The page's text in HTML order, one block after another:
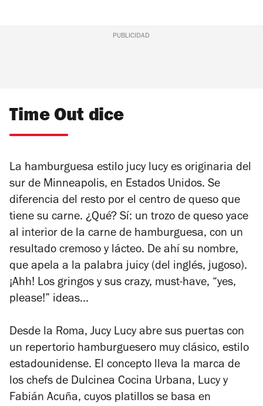
PUBLICIDAD
Time Out dice
La hamburguesa estilo jucy lucy es originaria del
sur de Minneapolis, en Estados Unidos. Se
diferencia del resto por el centro de queso que
tiene su carne. ¿Qué? Sí: un trozo de queso yace
al interior de la carne de hamburguesa, con un
resultado cremoso y lácteo. De ahí su nombre,
que apela a la palabra juicy (del inglés, jugoso).
¡Ahh! Los gringos y sus crazy, must-have, “yes,
please!” ideas…
Desde la Roma, Jucy Lucy abre sus puertas con
un repertorio hamburguesero muy clásico, estilo
estadounidense. El concepto lleva la marca de
los chefs de Dulcinea Cocina Urbana, Lucy y
Fabián Acuña, cuyos platillos se basa en